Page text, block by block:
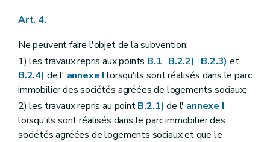
Art. 4.
Ne peuvent faire l'objet de la subvention:
1) les travaux repris aux points B.1, B.2.2) , B.2.3) et
B.2.4) de l' annexe I lorsqu'ils sont réalisés dans le parc
immobilier des sociétés agréées de logements sociaux;
2) les travaux repris au pointB.2.1) de l' annexe I
lorsqu'ils sont réalisés dans le parc immobilier des
sociétés agréées de logements sociaux et que le